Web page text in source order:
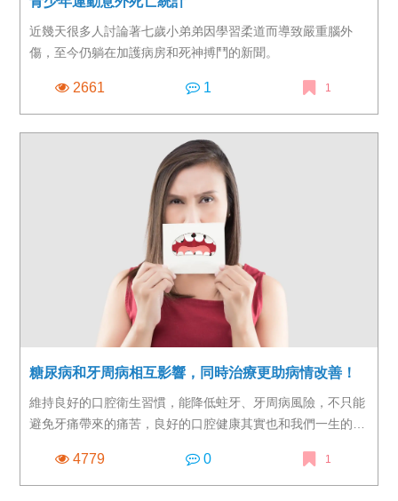
近幾天很多人討論著七歲小弟弟因學習柔道而導致嚴重腦外
傷，至今仍躺在加護病房和死神搏鬥的新聞。
2661 1 1
糖尿病和牙周病相互影響，同時治療更助病情改善！
維持良好的口腔衛生習慣，能降低蛀牙、牙周病風險，不只能
避免牙痛帶來的痛苦，良好的口腔健康其實也和我們一生的健
助充分攝取營養，日本醫學博士西田亙在治療糖尿病患者的豐
富經驗中還發現，糖尿病患者的病情難以控制，很可能就和口
4779 0 1